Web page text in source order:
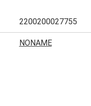
2200200027755
NONAME